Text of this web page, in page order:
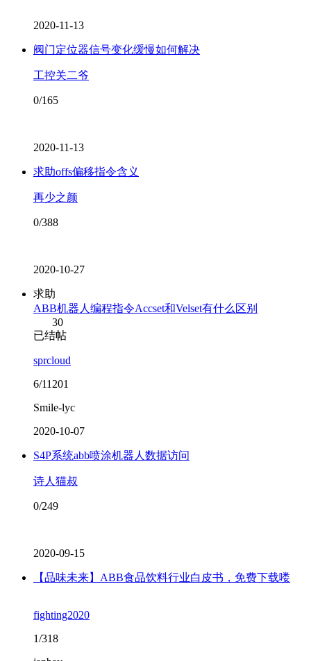
2020-11-13
阀门定位器信号变化缓慢如何解决
工控关二爷
0/165
2020-11-13
求助offs偏移指令含义
再少之颜
0/388
2020-10-27
求助
ABB机器人编程指令Accset和Velset有什么区别
30
已结帖
sprcloud
6/11201
Smile-lyc
2020-10-07
S4P系统abb喷涂机器人数据访问
诗人猫叔
0/249
2020-09-15
【品味未来】ABB食品饮料行业白皮书，免费下载喽
fighting2020
1/318